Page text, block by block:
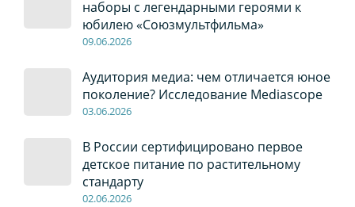
наборы с легендарными героями к
юбилею «Союзмультфильма»
09.06.2026
Аудитория медиа: чем отличается юное
поколение? Исследование Mediascope
03.06.2026
В России сертифицировано первое
детское питание по растительному
стандарту
02.06.2026